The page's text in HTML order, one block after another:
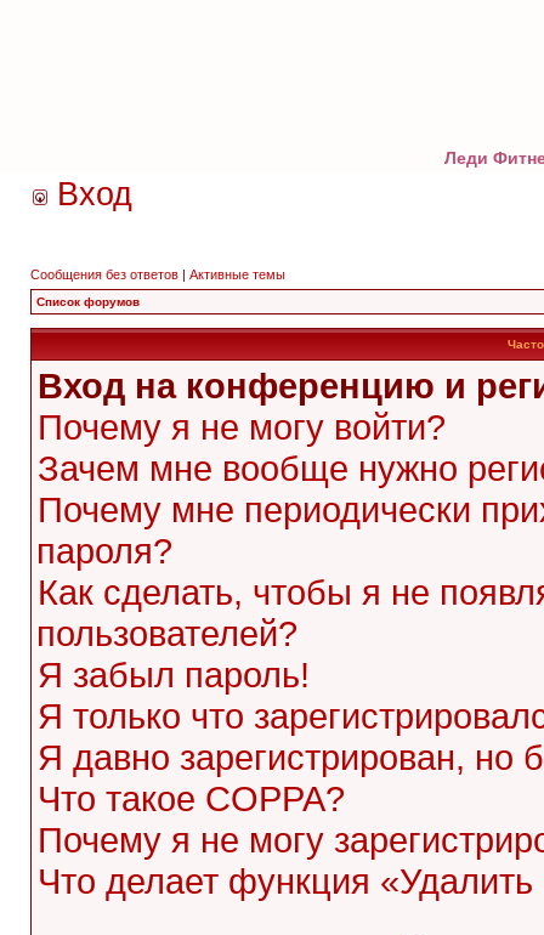
Леди
Вход
Сообщения без ответов | Активные темы
Список форумов
Вход на конференцию и
Почему я не могу войти?
Зачем мне вообще нужно
Почему мне периодически
пароля?
Как сделать, чтобы я не
пользователей?
Я забыл пароль!
Я только что
Я давно зарегистрирован, но
Что такое COPPA?
Почему я не могу
Что делает функция